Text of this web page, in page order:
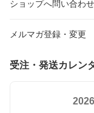
ショップへ問い合わせ
メルマガ登録・変更
受注・発送カレン